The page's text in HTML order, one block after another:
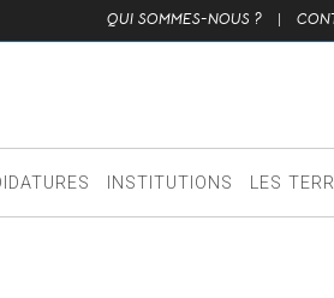
QUI SOMMES-NOUS ? |
INSTITUTIONS LES